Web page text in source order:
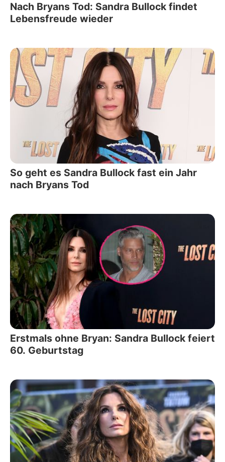
Nach Bryans Tod: Sandra Bullock findet
Lebensfreude wieder
So geht es Sandra Bullock fast ein Jahr
nach Bryans Tod
Erstmals ohne Bryan: Sandra Bullock feiert
60. Geburtstag